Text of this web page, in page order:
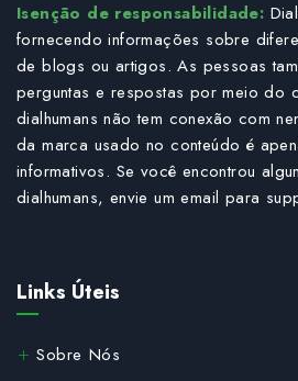
Isenção de responsabilidade:
fornecendo informações sobre
de blogs ou artigos. As pessoas
perguntas e respostas por meio do
dialhumans não tem conexão com
da marca usado no conteúdo é
informativos. Se você encontrou
dialhumans, envie um email para
Links Úteis
Sobre Nós